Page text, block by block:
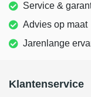
Service &
Advies op maat
Jarenlange
Klantenservice